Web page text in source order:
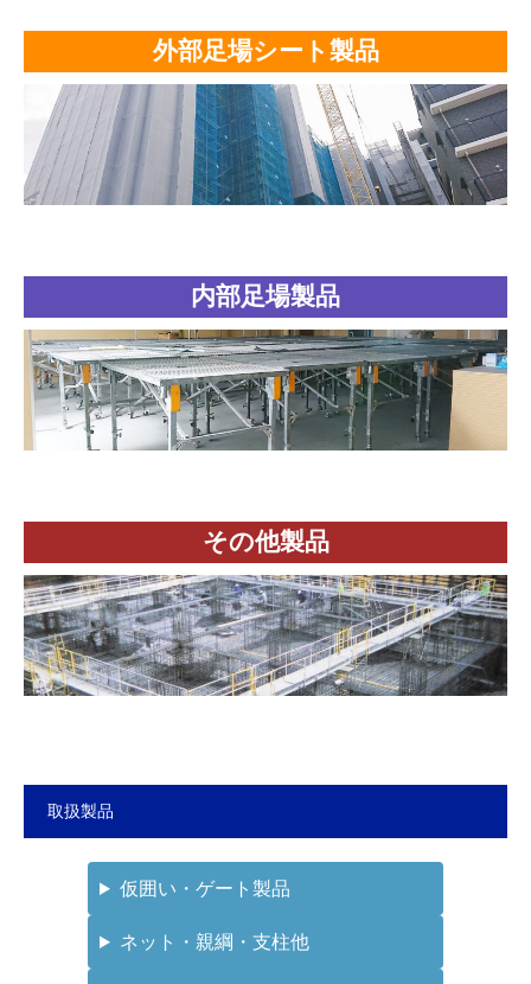
外部足場シート製品
内部足場製品
その他製品
取扱製品
仮囲い・ゲート製品
ネット・親綱・支柱他